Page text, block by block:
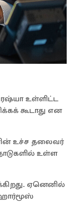
உள்ளிட்ட
கூடாது என
உச்ச தலைவர்
உள்ள
ஏனெனில்